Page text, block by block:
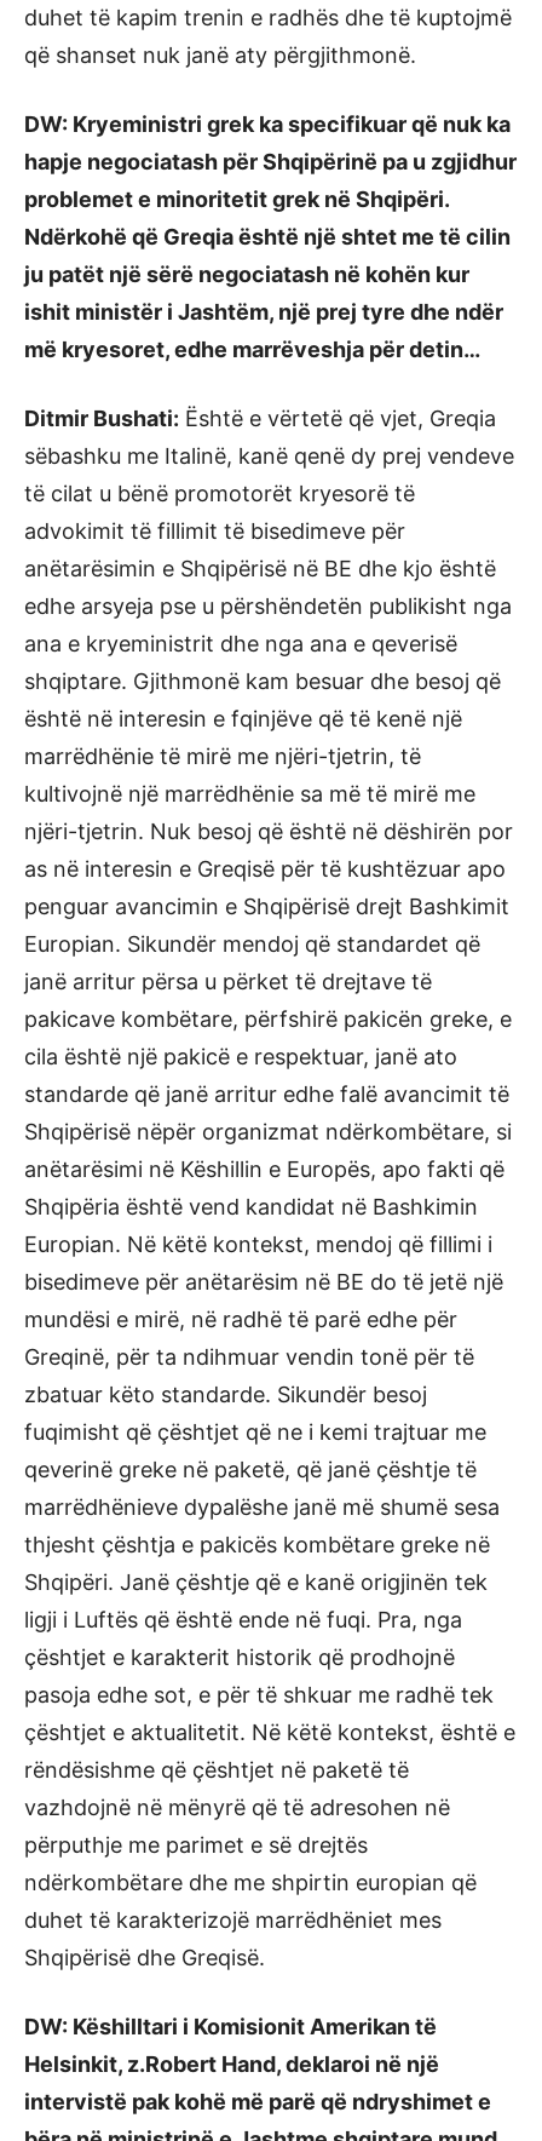
duhet të kapim trenin e radhës dhe të kuptojmë
që shanset nuk janë aty përgjithmonë.
DW: Kryeministri grek ka specifikuar që nuk ka
hapje negociatash për Shqipërinë pa u zgjidhur
problemet e minoritetit grek në Shqipëri.
Ndërkohë që Greqia është një shtet me të cilin
ju patët një sërë negociatash në kohën kur
ishit ministër i Jashtëm, një prej tyre dhe ndër
më kryesoret, edhe marrëveshja për detin…
Ditmir Bushati: Është e vërtetë që vjet, Greqia
sëbashku me Italinë, kanë qenë dy prej vendeve
të cilat u bënë promotorët kryesorë të
advokimit të fillimit të bisedimeve për
anëtarësimin e Shqipërisë në BE dhe kjo është
edhe arsyeja pse u përshëndetën publikisht nga
ana e kryeministrit dhe nga ana e qeverisë
shqiptare. Gjithmonë kam besuar dhe besoj që
është në interesin e fqinjëve që të kenë një
marrëdhënie të mirë me njëri-tjetrin, të
kultivojnë një marrëdhënie sa më të mirë me
njëri-tjetrin. Nuk besoj që është në dëshirën por
as në interesin e Greqisë për të kushtëzuar apo
penguar avancimin e Shqipërisë drejt Bashkimit
Europian. Sikundër mendoj që standardet që
janë arritur përsa u përket të drejtave të
pakicave kombëtare, përfshirë pakicën greke, e
cila është një pakicë e respektuar, janë ato
standarde që janë arritur edhe falë avancimit të
Shqipërisë nëpër organizmat ndërkombëtare, si
anëtarësimi në Këshillin e Europës, apo fakti që
Shqipëria është vend kandidat në Bashkimin
Europian. Në këtë kontekst, mendoj që fillimi i
bisedimeve për anëtarësim në BE do të jetë një
mundësi e mirë, në radhë të parë edhe për
Greqinë, për ta ndihmuar vendin tonë për të
zbatuar këto standarde. Sikundër besoj
fuqimisht që çështjet që ne i kemi trajtuar me
qeverinë greke në paketë, që janë çështje të
marrëdhënieve dypalëshe janë më shumë sesa
thjesht çështja e pakicës kombëtare greke në
Shqipëri. Janë çështje që e kanë origjinën tek
ligji i Luftës që është ende në fuqi. Pra, nga
çështjet e karakterit historik që prodhojnë
pasoja edhe sot, e për të shkuar me radhë tek
çështjet e aktualitetit. Në këtë kontekst, është e
rëndësishme që çështjet në paketë të
vazhdojnë në mënyrë që të adresohen në
përputhje me parimet e së drejtës
ndërkombëtare dhe me shpirtin europian që
duhet të karakterizojë marrëdhëniet mes
Shqipërisë dhe Greqisë.
DW: Këshilltari i Komisionit Amerikan të
Helsinkit, z.Robert Hand, deklaroi në një
intervistë pak kohë më parë që ndryshimet e